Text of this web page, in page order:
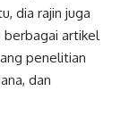
dia rajin juga
berbagai artikel
penelitian
dan